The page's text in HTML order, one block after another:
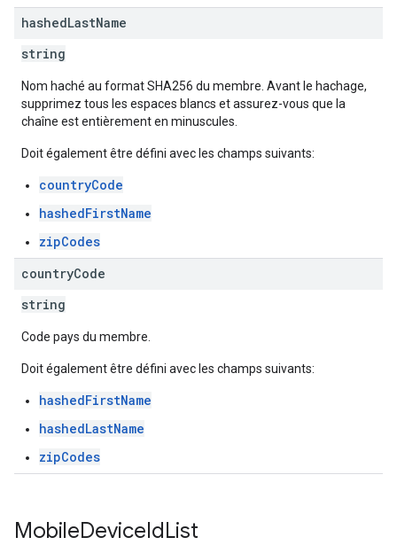
hashedLastName
string
Nom haché au format SHA256 du membre. Avant le hachage,
supprimez tous les espaces blancs et assurez-vous que la
chaîne est entièrement en minuscules.
Doit également être défini avec les champs suivants:
countryCode
hashedFirstName
zipCodes
countryCode
string
Code pays du membre.
Doit également être défini avec les champs suivants:
hashedFirstName
hashedLastName
zipCodes
MobileDeviceIdList